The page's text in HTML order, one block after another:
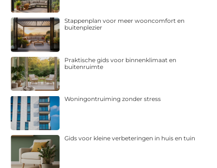
Stappenplan voor meer wooncomfort en
buitenplezier
Praktische gids voor binnenklimaat en
buitenruimte
Woningontruiming zonder stress
Gids voor kleine verbeteringen in huis en tuin